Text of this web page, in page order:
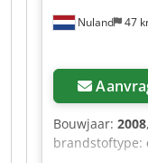
Nuland 47
Bouwjaar: 2008
brandstoftype: